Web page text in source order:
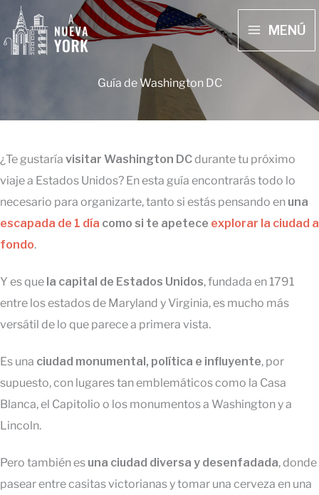
contenido
MAIN
MENU
MENÚ
Guía de Washington DC
¿Te gustaría visitar Washington DCdurante tu próximo
viaje a Estados Unidos? En esta guía encontrarás todo lo
necesario para organizarte, tanto si estás pensando en una
escapada de 1 día como si te apetece explorar la ciudad a
fondo.
Y es que la capital de Estados Unidos, fundada en 1791
entre los estados de Maryland y Virginia, es mucho más
versátil de lo que parece a primera vista.
Es una ciudad monumental, política e influyente, por
supuesto, con lugares tan emblemáticos como la Casa
Blanca, el Capitolio o los monumentos a Washington y a
Lincoln.
Pero también es una ciudad diversa y desenfadada, donde
pasear entre casitas victorianas y tomar una cerveza en una